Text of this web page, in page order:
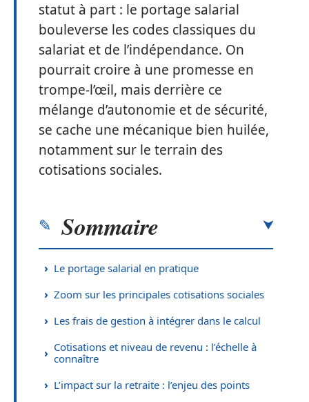
statut à part : le portage salarial
bouleverse les codes classiques du
salariat et de l’indépendance. On
pourrait croire à une promesse en
trompe-l’œil, mais derrière ce
mélange d’autonomie et de sécurité,
se cache une mécanique bien huilée,
notamment sur le terrain des
cotisations sociales.
Sommaire
Le portage salarial en pratique
Zoom sur les principales cotisations sociales
Les frais de gestion à intégrer dans le calcul
Cotisations et niveau de revenu : l’échelle à
connaître
L’impact sur la retraite : l’enjeu des points